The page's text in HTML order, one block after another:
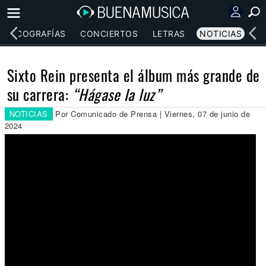
DISCOGRAFÍAS CONCIERTOS LETRAS NOTICIAS
Sixto Rein presenta el álbum más grande de
su carrera: “Hágase la luz”
NOTICIAS
Por Comunicado de Prensa | Viernes, 07 de junio de
2024